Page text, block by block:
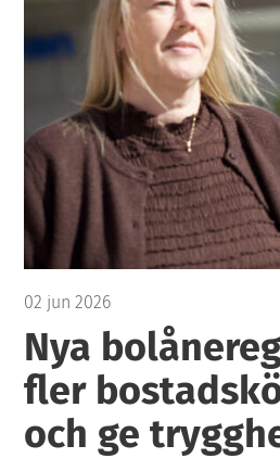
02 jun 2026
Nya
fler
och ge